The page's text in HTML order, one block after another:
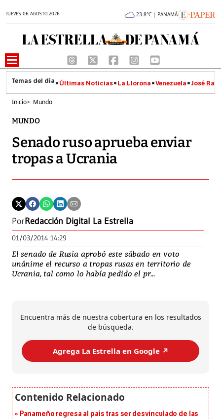
JUEVES 06 AGOSTO 2026 23.8°C | PANAMÁ
Últimas Noticias La Llorona Venezuela José
Inicio> Mundo
MUNDO
Senado ruso aprueba enviar
tropas a Ucrania
PorRedacción Digital La Estrella
01/03/2014 14:29
El senado de Rusia aprobó este sábado en voto
unánime el recurso a tropas rusas en territorio de
Ucrania, tal como lo había pedido el pr...
Encuentra más de nuestra cobertura en los resultados
de búsqueda.
Agrega La Estrella en Google ↗️
Panameño regresa al país tras ser desvinculado de las